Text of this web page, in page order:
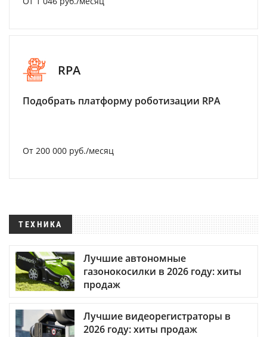
RPA
Подобрать платформу роботизации RPA
От 200 000 руб./месяц
ТЕХНИКА
Лучшие автономные
газонокосилки в 2026 году: хиты
продаж
Лучшие видеорегистраторы в
2026 году: хиты продаж